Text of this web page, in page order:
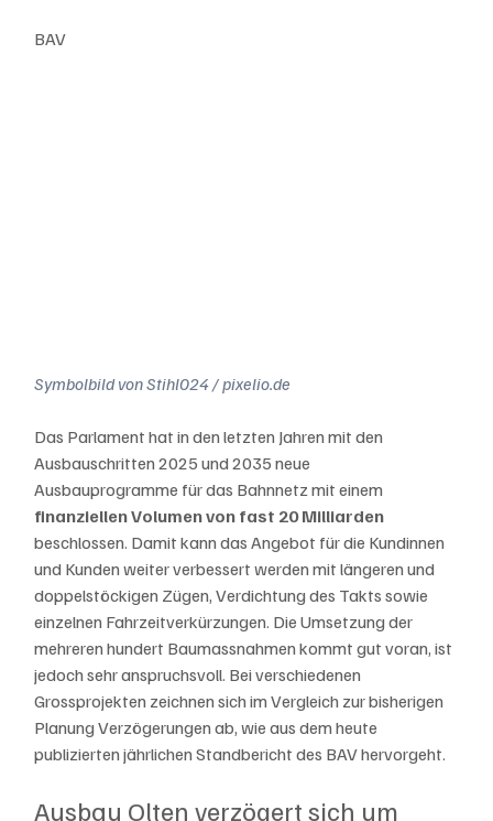
BAV
Symbolbild von Stihl024 / pixelio.de
Das Parlament hat in den letzten Jahren mit den
Ausbauschritten 2025 und 2035 neue
Ausbauprogramme für das Bahnnetz mit einem
finanziellen Volumen von fast 20 Milliarden
beschlossen. Damit kann das Angebot für die Kundinnen
und Kunden weiter verbessert werden mit längeren und
doppelstöckigen Zügen, Verdichtung des Takts sowie
einzelnen Fahrzeitverkürzungen. Die Umsetzung der
mehreren hundert Baumassnahmen kommt gut voran, ist
jedoch sehr anspruchsvoll. Bei verschiedenen
Grossprojekten zeichnen sich im Vergleich zur bisherigen
Planung Verzögerungen ab, wie aus dem heute
publizierten jährlichen Standbericht des BAV hervorgeht.
Ausbau Olten verzögert sich um